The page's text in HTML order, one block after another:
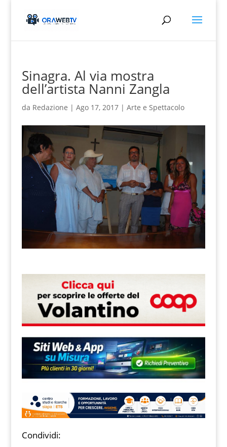
Sinagra. Al via mostra
dell’artista Nanni Zangla
da Redazione | Ago 17, 2017| Arte e Spettacolo
Condividi: